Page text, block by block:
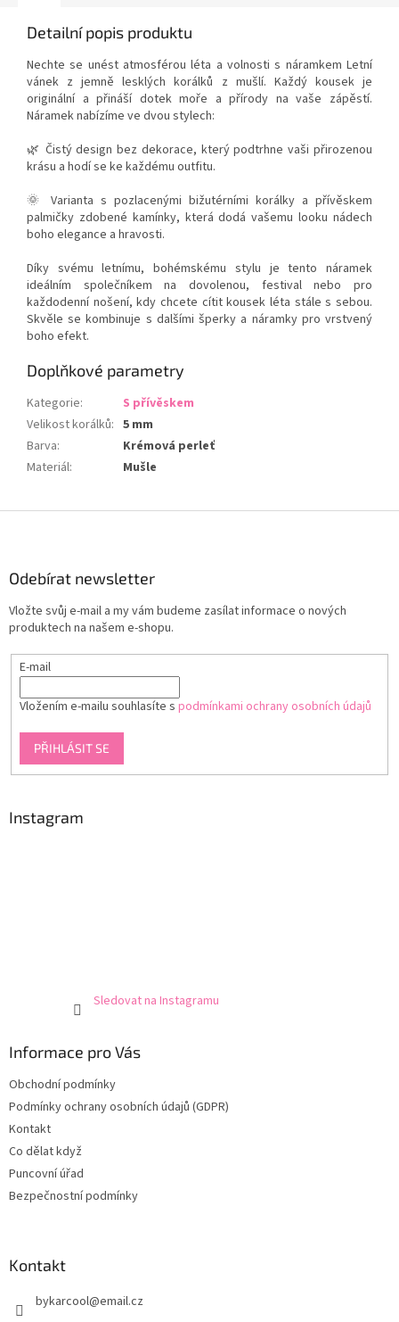
Detailní popis produktu
Nechte se unést atmosférou léta a volnosti s náramkem Letní
vánek z jemně lesklých korálků z mušlí. Každý kousek je
originální a přináší dotek moře a přírody na vaše zápěstí.
Náramek nabízíme ve dvou stylech:
🌿 Čistý design bez dekorace, který podtrhne vaši přirozenou
krásu a hodí se ke každému outfitu.
🌞 Varianta s pozlacenými bižutérními korálky a přívěskem
palmičky zdobené kamínky, která dodá vašemu looku nádech
boho elegance a hravosti.
Díky svému letnímu, bohémskému stylu je tento náramek
ideálním společníkem na dovolenou, festival nebo pro
každodenní nošení, kdy chcete cítit kousek léta stále s sebou.
Skvěle se kombinuje s dalšími šperky a náramky pro vrstvený
boho efekt.
Doplňkové parametry
Kategorie:
S přívěskem
Velikost korálků: 5 mm
Barva:
Krémová perleť
Materiál: Mušle
Odebírat newsletter
Vložte svůj e-mail a my vám budeme zasílat informace o nových
produktech na našem e-shopu.
E-mail
Vložením e-mailu souhlasíte s podmínkami ochrany osobních údajů
PŘIHLÁSIT SE
Instagram
Sledovat na Instagramu
Informace pro Vás
Obchodní podmínky
Podmínky ochrany osobních údajů (GDPR)
Kontakt
Co dělat když
Puncovní úřad
Bezpečnostní podmínky
Kontakt
bykarcool@email.cz